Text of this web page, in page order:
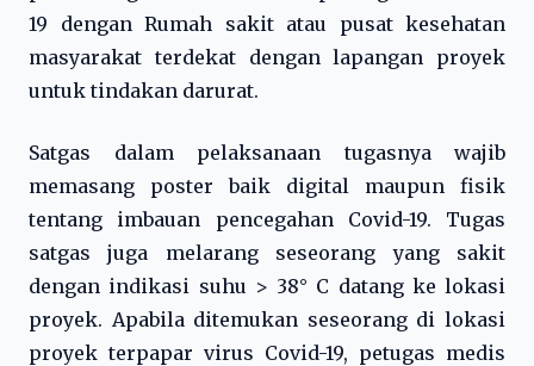
19 dengan Rumah sakit atau pusat kesehatan
masyarakat terdekat dengan lapangan proyek
untuk tindakan darurat.
Satgas dalam pelaksanaan tugasnya wajib
memasang poster baik digital maupun fisik
tentang imbauan pencegahan Covid-19. Tugas
satgas juga melarang seseorang yang sakit
dengan indikasi suhu > 38° C datang ke lokasi
proyek. Apabila ditemukan seseorang di lokasi
proyek terpapar virus Covid-19, petugas medis